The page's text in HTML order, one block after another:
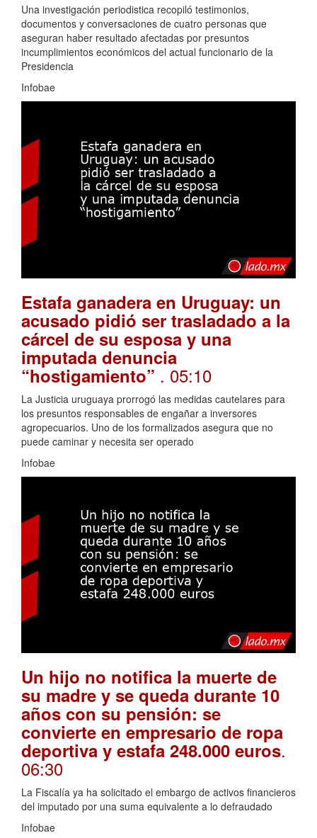
Una investigación periodistica recopiló testimonios,
documentos y conversaciones de cuatro personas que
aseguran haber resultado afectadas por presuntos
incumplimientos económicos del actual funcionario de la
Presidencia
Infobae
Estafa ganadera en Uruguay: un
acusado pidió ser trasladado a la
cárcel de su esposa y una
imputada denuncia
“hostigamiento” . 05:10
La Justicia uruguaya prorrogó las medidas cautelares para
los presuntos responsables de engañar a inversores
agropecuarios. Uno de los formalizados asegura que no
puede caminar y necesita ser operado
Infobae
Un hijo no notifica la muerte de
su madre y se queda durante 10
años con su pensión: se
convierte en empresario de ropa
deportiva y estafa 248.000 euros.
06:30
La Fiscalía ya ha solicitado el embargo de activos financieros
del imputado por una suma equivalente a lo defraudado
Infobae